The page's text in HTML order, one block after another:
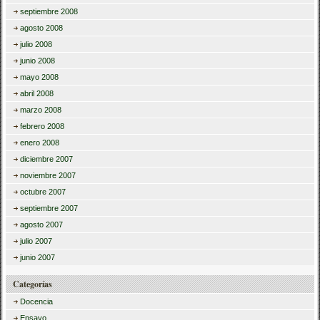
septiembre 2008
agosto 2008
julio 2008
junio 2008
mayo 2008
abril 2008
marzo 2008
febrero 2008
enero 2008
diciembre 2007
noviembre 2007
octubre 2007
septiembre 2007
agosto 2007
julio 2007
junio 2007
Categorías
Docencia
Ensayo